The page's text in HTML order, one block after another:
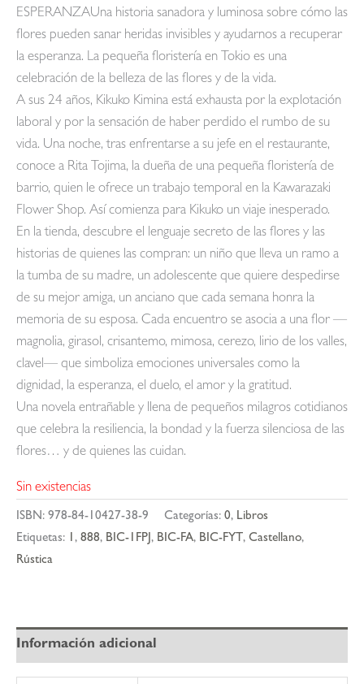
ESPERANZAUna historia sanadora y luminosa sobre cómo las
flores pueden sanar heridas invisibles y ayudarnos a recuperar
la esperanza. La pequeña floristería en Tokio es una
celebración de la belleza de las flores y de la vida.
A sus 24 años, Kikuko Kimina está exhausta por la explotación
laboral y por la sensación de haber perdido el rumbo de su
vida. Una noche, tras enfrentarse a su jefe en el restaurante,
conoce a Rita Tojima, la dueña de una pequeña floristería de
barrio, quien le ofrece un trabajo temporal en la Kawarazaki
Flower Shop. Así comienza para Kikuko un viaje inesperado.
En la tienda, descubre el lenguaje secreto de las flores y las
historias de quienes las compran: un niño que lleva un ramo a
la tumba de su madre, un adolescente que quiere despedirse
de su mejor amiga, un anciano que cada semana honra la
memoria de su esposa. Cada encuentro se asocia a una flor —
magnolia, girasol, crisantemo, mimosa, cerezo, lirio de los valles,
clavel— que simboliza emociones universales como la
dignidad, la esperanza, el duelo, el amor y la gratitud.
Una novela entrañable y llena de pequeños milagros cotidianos
que celebra la resiliencia, la bondad y la fuerza silenciosa de las
flores… y de quienes las cuidan.
Sin existencias
ISBN: 978-84-10427-38-9 Categorías: 0, Libros
Etiquetas: 1 , 888, BIC-1FPJ , BIC-FA, BIC-FYT , Castellano,
Rústica
Información adicional